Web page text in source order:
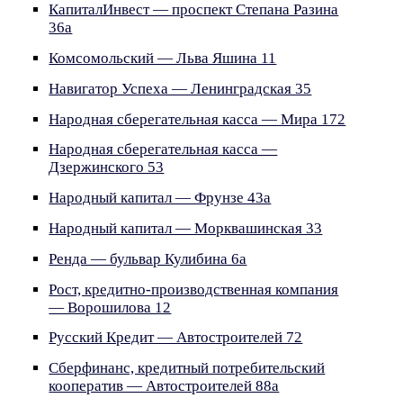
КапиталИнвест — проспект Степана Разина
36а
Комсомольский — Льва Яшина 11
Навигатор Успеха — Ленинградская 35
Народная сберегательная касса — Мира 172
Народная сберегательная касса —
Дзержинского 53
Народный капитал — Фрунзе 43а
Народный капитал — Морквашинская 33
Ренда — бульвар Кулибина 6а
Рост, кредитно-производственная компания
— Ворошилова 12
Русский Кредит — Автостроителей 72
Сберфинанс, кредитный потребительский
кооператив — Автостроителей 88а